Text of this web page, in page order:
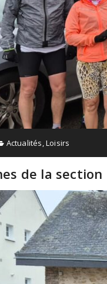
Actualités,Loisirs
de la